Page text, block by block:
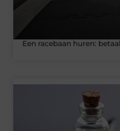
Een racebaan huren: